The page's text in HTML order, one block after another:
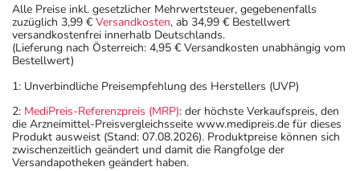
Alle Preise inkl. gesetzlicher Mehrwertsteuer, gegebenenfalls
zuzüglich 3,99 € Versandkosten, ab 34,99 € Bestellwert
versandkostenfrei innerhalb Deutschlands.
(Lieferung nach Österreich: 4,95 € Versandkosten unabhängig vom
Bestellwert)
1: Unverbindliche Preisempfehlung des Herstellers (UVP)
2: MediPreis-Referenzpreis (MRP): der höchste Verkaufspreis, den
die Arzneimittel-Preisvergleichsseite www.medipreis.de für dieses
Produkt ausweist (Stand: 07.08.2026). Produktpreise können sich
zwischenzeitlich geändert und damit die Rangfolge der
Versandapotheken geändert haben.